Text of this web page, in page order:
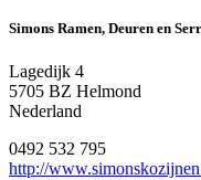
Simons Ramen, Deuren en
Lagedijk 4
5705 BZ Helmond
Nederland
0492 532 795
http://